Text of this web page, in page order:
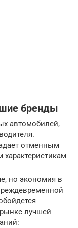
бренды
автомобилей,
отменным
характеристикам
но экономия в
лучшей